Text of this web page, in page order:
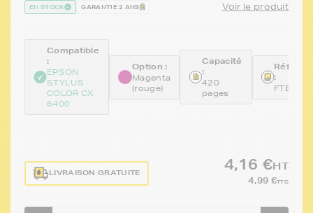
EN STOCK GARANTIE 2 ANS Voir le produit
Compatible
:
EPSON
STYLUS
COLOR CX
6400
Option :
Magenta
(rouge)
Capacité
:
420
pages
:
FTE443
LIVRAISON GRATUITE
4,16 €HT
4,99 €TTC